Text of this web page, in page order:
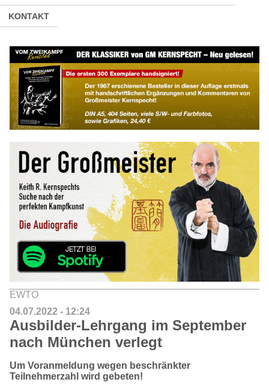
KONTAKT
EWTO
04.07.2022 - 12:24
Ausbilder-Lehrgang im September
nach München verlegt
Um Voranmeldung wegen beschränkter
Teilnehmerzahl wird gebeten!